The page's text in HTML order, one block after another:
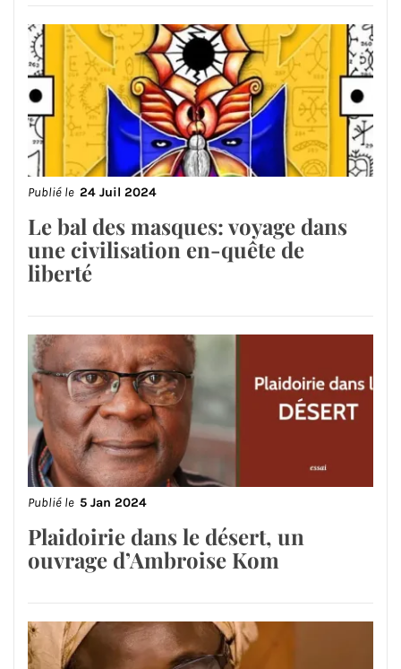
Publié le 24 Juil 2024
Le bal des masques: voyage dans
une civilisation en-quête de
liberté
Publié le 5 Jan 2024
Plaidoirie dans le désert, un
ouvrage d’Ambroise Kom